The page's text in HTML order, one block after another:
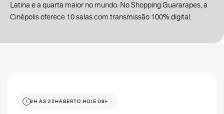
Latina e a quarta maior no mundo. No Shopping Guararapes, a
Cinépolis oferece 10 salas com transmissão 100% digital.
HOJE 09H ÀS 22HABERTO HOJE 09H ÀS 22H